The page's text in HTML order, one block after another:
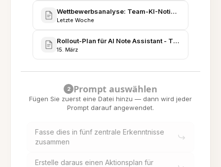
Wettbewerbsanalyse: Team-KI-Notiz-Tools (intern)
Letzte Woche
Rollout-Plan für AI Note Assistant - Team-
15. März
2 Prompt auswählen
Fügen Sie zuerst eine Datei hinzu — dann wird jeder
Prompt darauf angewendet.
Fasse dies in fünf zentrale Erkenntnisse
zusammen
Erstelle daraus einen Aktionsplan für